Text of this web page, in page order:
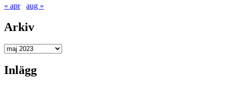
« apr
aug »
Arkiv
Arkiv
Inlägg